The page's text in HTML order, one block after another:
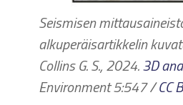
Seismisen
alkuperäisartikkelin
Collins G. S., 2024.3D
Environment 5:547 /CC